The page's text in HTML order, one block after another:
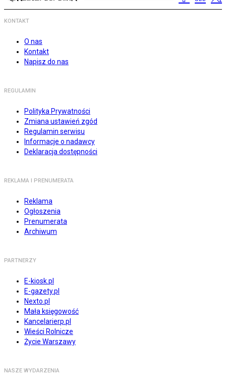
KONTAKT
O nas
Kontakt
Napisz do nas
REGULAMIN
Polityka Prywatności
Zmiana ustawień zgód
Regulamin serwisu
Informacje o nadawcy
Deklaracja dostępności
REKLAMA I PRENUMERATA
Reklama
Ogłoszenia
Prenumerata
Archiwum
PARTNERZY
E-kiosk.pl
E-gazety.pl
Nexto.pl
Mała księgowość
Kancelarierp.pl
Wieści Rolnicze
Życie Warszawy
NASZE WYDARZENIA